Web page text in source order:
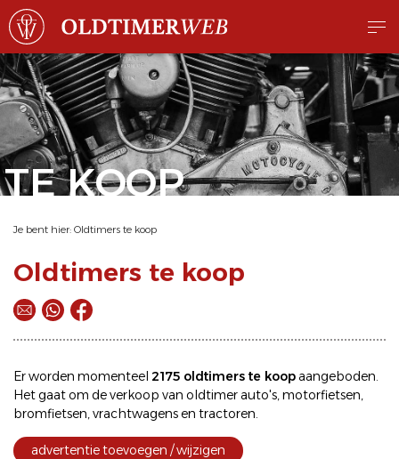
TE KOOP
Je bent hier: Oldtimers te koop
Oldtimers te koop
Er worden momenteel 2175 oldtimers te koopaangeboden.
Het gaat om deverkoop van oldtimerauto's,motorfietsen,
bromfietsen,vrachtwagens en tractoren.
advertentie toevoegen / wijzigen